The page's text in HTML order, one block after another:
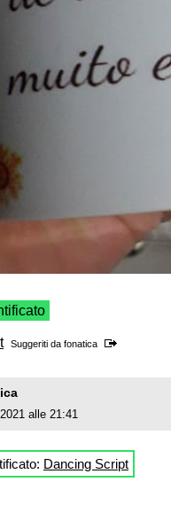
Suggeriti da fonatica
alle 21:41
Dancing Script